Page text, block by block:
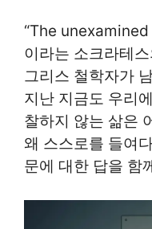
“The
이라는 소크라테
그리스 철학자가
지난 지금도 우리
찰하지 않는 삶은
왜 스스로를 들여
문에 대한 답을 함